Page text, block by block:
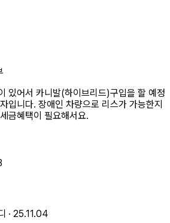
있어서 카니발(하이브리드)구입을 할 예정
입니다. 장애인 차량으로 리스가 가능한지
금혜택이 필요해서요.
· 25.11.04